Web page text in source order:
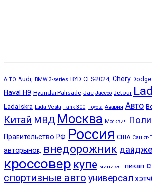
AITO Audi, BMW 3-series BYD CES-2024, Chery Dodge
Haval H9 Hyundai Palisade Jac Jaecoo Jetour
Lada Iskra Lada Vesta Tank 300, Toyota Авария Авто
Китай МВД Москва Москвич
Правительство РФ Россия США Санкт-
авторынок, внедорожник
кроссовер купе минивэн пикап
спортивные авто универсал